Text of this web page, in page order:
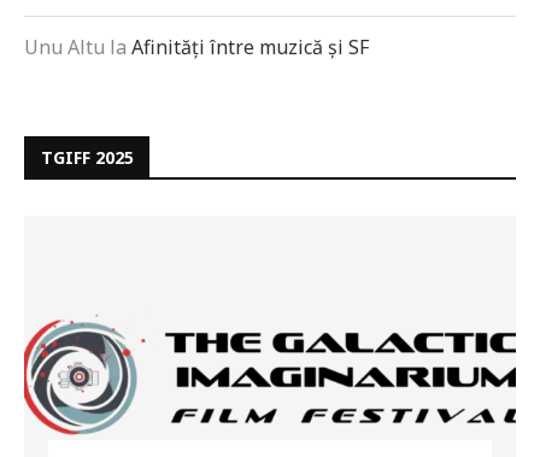
Unu Altu la Afinități între muzică și SF
TGIFF 2025